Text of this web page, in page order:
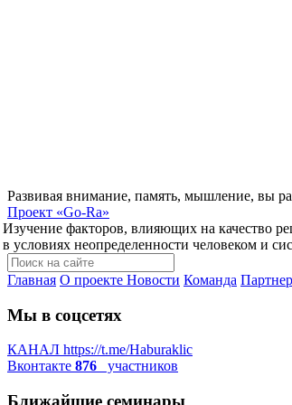
Развивая внимание, память, мышление, вы
Проект «Go-Ra»
Изучение факторов, влияющих на качество
в условиях неопределенности человеком и
Главная О проекте Новости Команда
Мы в соцсетях
КАНАЛ https://t.me/Haburaklic
Вконтакте 876 участников
Ближайшие семинары